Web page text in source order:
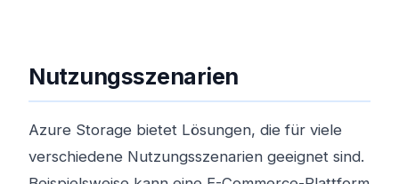
Nutzungsszenarien
Azure Storage bietet Lösungen, die für viele
verschiedene Nutzungsszenarien geeignet sind.